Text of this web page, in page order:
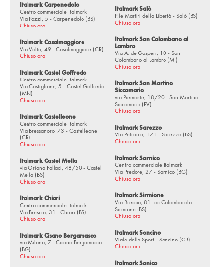
via Breda, 30 - Travagliato (BS)
Via Nazionale, 43 - Trescore Balneario (BG)
via Garzoneri, 3 - Treviglio (BG)
Via dei Pittori - Valeggio sul Mincio (VR)
Via Circonvallazione, 29 - Verolanuova (BS)
Via Rinaldini, 23 - Vestone (BS)
Vicolo Ciardello, 35 - Viadana (MN)
Via Veneto, 214 - Villa Carcina (BS)
Via Zanardelli, 79 - Villanuova s/C (BS)
Italmark Carpenedolo
Centro commerciale Italmark
Via Pozzi, 5 - Carpenedolo (BS)
Chiuso ora
Italmark Casalmaggiore
Via Volta, 49 - Casalmaggiore (CR)
Chiuso ora
Italmark Castel Goffredo
Centro commerciale Italmark
Via Castiglione, 5 - Castel Goffredo
(MN)
Chiuso ora
Italmark Castelleone
Centro commerciale Italmark
Via Bressanoro, 73 - Castelleone
(CR)
Chiuso ora
Italmark Castel Mella
via Oriana Fallaci, 48/50 - Castel
Mella (BS)
Chiuso ora
Italmark Chiari
Centro commerciale Italmark
Via Brescia, 31 - Chiari (BS)
Chiuso ora
Italmark Cisano Bergamasco
via Milano, 7 - Cisano Bergamasco
(BG)
Chiuso ora
Italmark Salò
P.le Martiri della Libertà - Salò (BS)
Chiuso ora
Italmark San Colombano al
Lambro
Via A. de Gasperi, 10 - San
Colombano al Lambro (MI)
Chiuso ora
Italmark San Martino
Siccomario
via Piemonte, 18/20 - San Martino
Siccomario (PV)
Chiuso ora
Italmark Sarezzo
Via Petrarca, 171 - Sarezzo (BS)
Chiuso ora
Italmark Sarnico
Centro commerciale Italmark
Via Predore, 27 - Sarnico (BG)
Chiuso ora
Italmark Sirmione
Via Brescia, 81 Loc.Colombarola -
Sirmione (BS)
Chiuso ora
Italmark Soncino
Viale dello Sport - Soncino (CR)
Chiuso ora
Italmark Sonico